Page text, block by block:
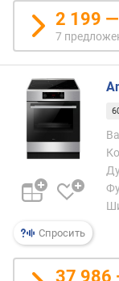
л
ь
н
а
я
т
м
е
р
т
у
2 199
7
Спросить
37 986